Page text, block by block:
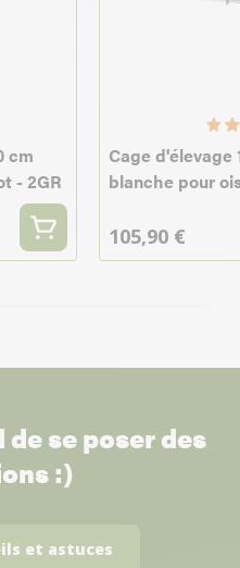
cm
- 2GR
Cage d'élevage
blanche pour
105,90 €
se poser des
:)
et astuces